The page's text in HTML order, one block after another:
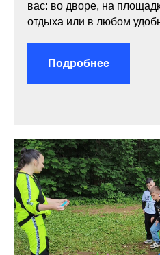
вас: во дворе, на
отдыха или в любом
Подробнее